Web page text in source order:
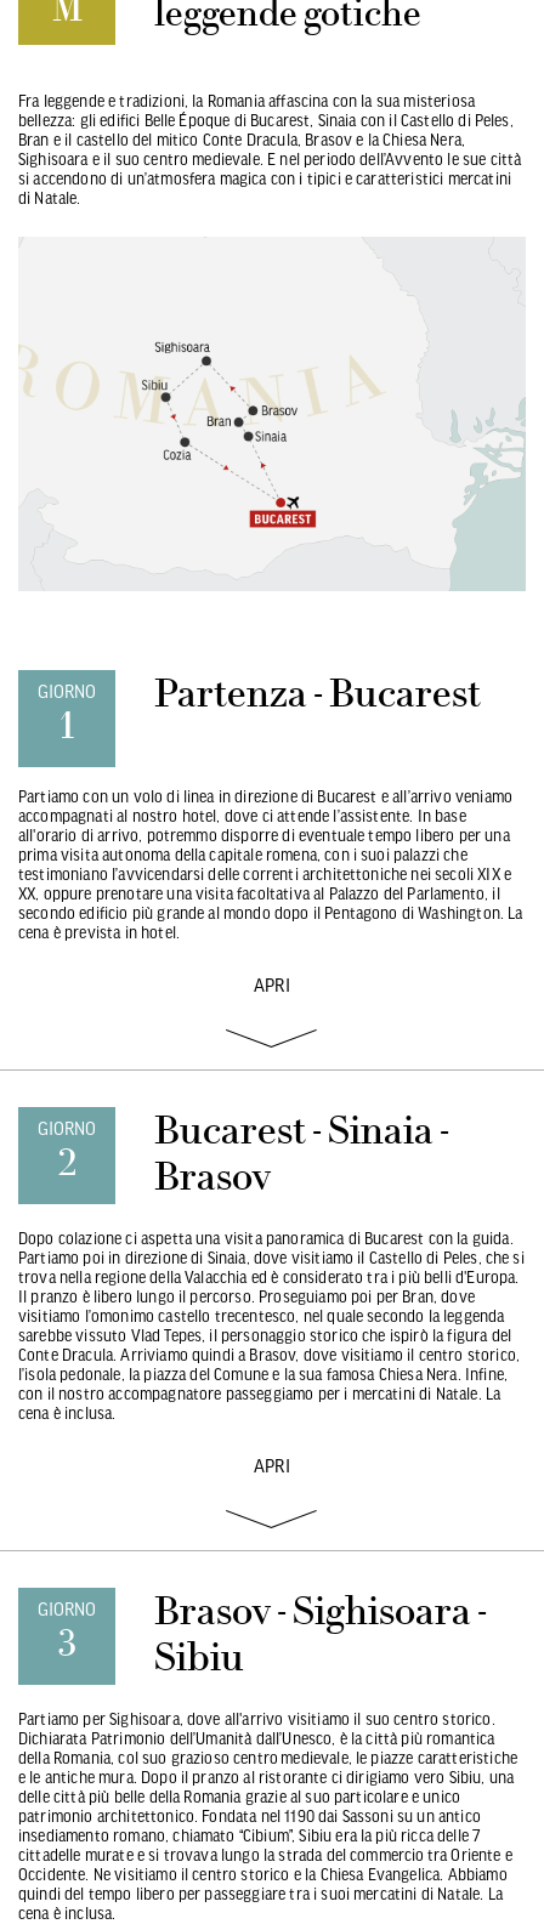
leggende gotiche
Fra leggende e tradizioni, la Romania affascina con la sua misteriosa
bellezza: gli edifici Belle Époque di Bucarest, Sinaia con il Castello di Peles,
Bran e il castello del mitico Conte Dracula, Brasov e la Chiesa Nera,
Sighisoara e il suo centro medievale. E nel periodo dell’Avvento le sue città
si accendono di un’atmosfera magica con i tipici e caratteristici mercatini
di Natale.
GIORNO
1
Partenza - Bucarest
Partiamo con un volo di linea in direzione di Bucarest e all’arrivo veniamo
accompagnati al nostro hotel, dove ci attende l’assistente. In base
all'orario di arrivo, potremmo disporre di eventuale tempo libero per una
prima visita autonoma della capitale romena, con i suoi palazzi che
testimoniano l’avvicendarsi delle correnti architettoniche nei secoli XIX e
XX, oppure prenotare una visita facoltativa al Palazzo del Parlamento, il
secondo edificio più grande al mondo dopo il Pentagono di Washington. La
cena è prevista in hotel.
APRI
GIORNO
2
Bucarest - Sinaia -
Brasov
Dopo colazione ci aspetta una visita panoramica di Bucarest con la guida.
Partiamo poi in direzione di Sinaia, dove visitiamo il Castello di Peles, che si
trova nella regione della Valacchia ed è considerato tra i più belli d'Europa.
Il pranzo è libero lungo il percorso. Proseguiamo poi per Bran, dove
visitiamo l’omonimo castello trecentesco, nel quale secondo la leggenda
sarebbe vissuto Vlad Tepes, il personaggio storico che ispirò la figura del
Conte Dracula. Arriviamo quindi a Brasov, dove visitiamo il centro storico,
l’isola pedonale, la piazza del Comune e la sua famosa Chiesa Nera. Infine,
con il nostro accompagnatore passeggiamo per i mercatini di Natale. La
cena è inclusa.
APRI
GIORNO
3
Brasov - Sighisoara -
Sibiu
Partiamo per Sighisoara, dove all'arrivo visitiamo il suo centro storico.
Dichiarata Patrimonio dell’Umanità dall’Unesco, è la città più romantica
della Romania, col suo grazioso centro medievale, le piazze caratteristiche
e le antiche mura. Dopo il pranzo al ristorante ci dirigiamo vero Sibiu, una
delle città più belle della Romania grazie al suo particolare e unico
patrimonio architettonico. Fondata nel 1190 dai Sassoni su un antico
insediamento romano, chiamato “Cibium”, Sibiu era la più ricca delle 7
cittadelle murate e si trovava lungo la strada del commercio tra Oriente e
Occidente. Ne visitiamo il centro storico e la Chiesa Evangelica. Abbiamo
quindi del tempo libero per passeggiare tra i suoi mercatini di Natale. La
cena è inclusa.